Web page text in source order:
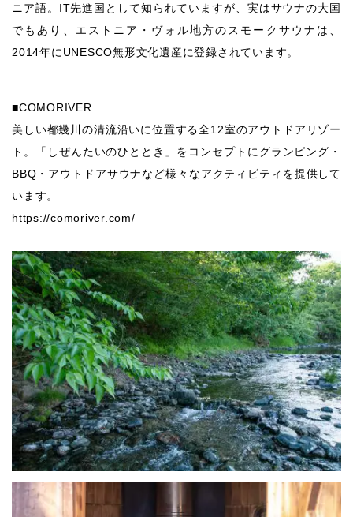
ニア語。IT先進国として知られていますが、実はサウナの大国
でもあり、エストニア・ヴォル地方のスモークサウナは、
2014年にUNESCO無形文化遺産に登録されています。
■COMORIVER
美しい都幾川の清流沿いに位置する全12室のアウトドアリゾー
ト。「しぜんたいのひととき」をコンセプトにグランピング・
BBQ・アウトドアサウナなど様々なアクティビティを提供して
います。
https://comoriver.com/